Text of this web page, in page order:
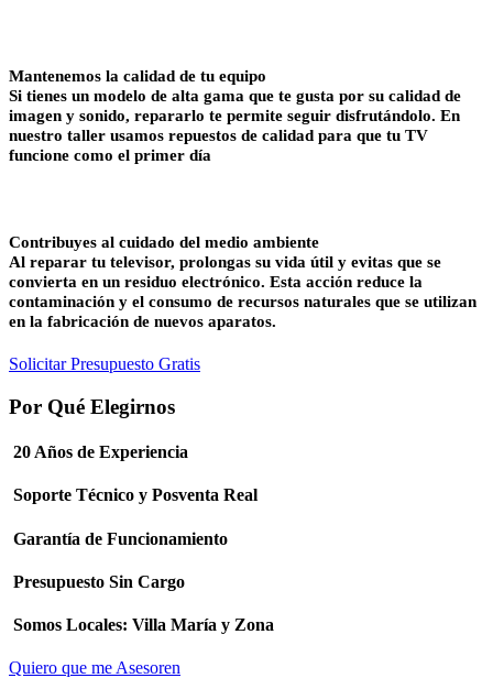
Mantenemos la calidad de tu equipo
Si tienes un modelo de alta gama que te gusta por su calidad de
imagen y sonido, repararlo te permite seguir disfrutándolo. En
nuestro taller usamos repuestos de calidad para que tu TV
funcione como el primer día
Contribuyes al cuidado del medio ambiente
Al reparar tu televisor, prolongas su vida útil y evitas que se
convierta en un residuo electrónico. Esta acción reduce la
contaminación y el consumo de recursos naturales que se utilizan
en la fabricación de nuevos aparatos.
Solicitar Presupuesto Gratis
Por Qué Elegirnos
20 Años de Experiencia
Soporte Técnico y Posventa Real
Garantía de Funcionamiento
Presupuesto Sin Cargo
Somos Locales: Villa María y Zona
Quiero que me Asesoren